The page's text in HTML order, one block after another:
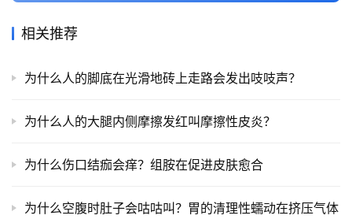
相关推荐
为什么人的脚底在光滑地砖上走路会发出吱吱声？
为什么人的大腿内侧摩擦发红叫摩擦性皮炎？
为什么伤口结痂会痒？组胺在促进皮肤愈合
为什么空腹时肚子会咕咕叫？胃的清理性蠕动在挤压气体